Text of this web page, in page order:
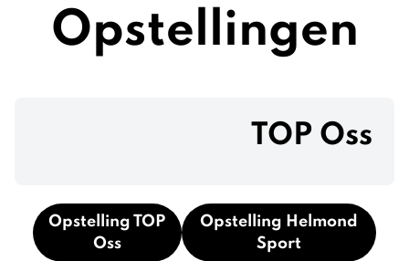
Opstellingen
TOP Oss
Opstelling TOP
Oss
Opstelling Helmond
Sport